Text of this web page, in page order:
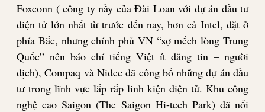
Foxconn ( công ty nầy của Đài Loan với dự án đầu tư
điện tử lớn nhất từ trước đến nay, hơn cả Intel, đặt ở
phía Bắc, nhưng chính phủ VN “sợ mếch lòng Trung
Quốc” nên báo chí tiếng Việt ít đăng tin – người
dịch), Compaq và Nidec đã công bố những dự án đầu
tư trong lĩnh vực lắp rắp linh kiện điện tử. Khu công
nghệ cao Saigon (The Saigon Hi-tech Park) đã nổi